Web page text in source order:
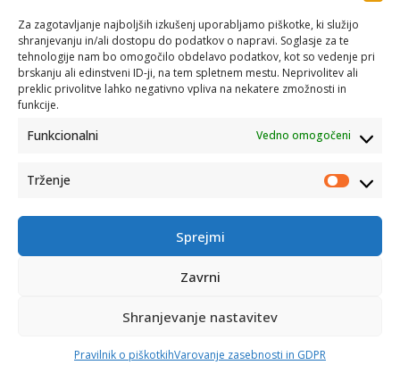
Za zagotavljanje najboljših izkušenj uporabljamo piškotke, ki služijo
shranjevanju in/ali dostopu do podatkov o napravi. Soglasje za te
tehnologije nam bo omogočilo obdelavo podatkov, kot so vedenje pri
brskanju ali edinstveni ID-ji, na tem spletnem mestu. Neprivolitev ali
preklic privolitve lahko negativno vpliva na nekatere zmožnosti in
funkcije.
Funkcionalni Vedno omogočeni
Trženje Trženje
Sprejmi
Zavrni
Shranjevanje nastavitev
Pravilnik o piškotkihVarovanje zasebnosti in GDPR
Catena d.o.o. © 2007-2026